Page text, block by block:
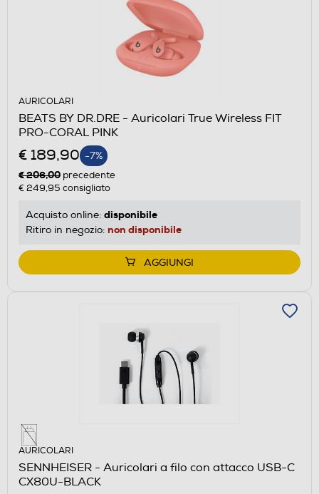
AURICOLARI
BEATS BY DR.DRE - Auricolari True Wireless FIT
PRO-CORAL PINK
€ 189,90 -7%
€ 206,00 precedente
€ 249,95 consigliato
Acquisto online: disponibile
Ritiro in negozio: non disponibile
AGGIUNGI
AURICOLARI
SENNHEISER - Auricolari a filo con attacco USB-C
CX80U-BLACK